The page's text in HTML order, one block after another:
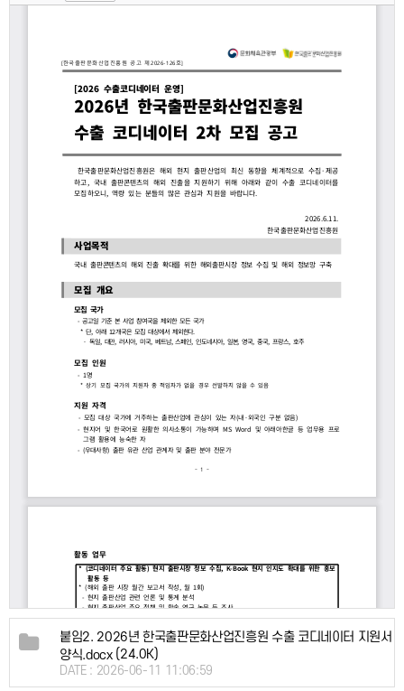
붙임2. 2026년 한국출판문화산업진흥원 수출 코디네이터 지원서
양식.docx(24.0K)
DATE : 2026-06-11 11:06:59